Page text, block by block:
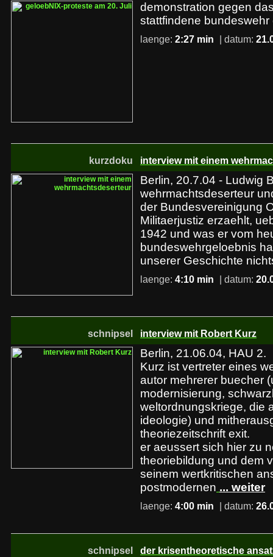
demonstration gegen
stattfindene
laenge: 2:27 min | datum:
kurzdoku interview mit einem
Berlin, 20.7.04 - Ludwig
wehrmachtsdeserteur
der Bundesvereinigung
Militaerjustiz erzaehlt,
1942 und was er vom
bundeswehrgeloebnis
unserer Geschichte
laenge: 4:10 min | datum:
schnipsel interview mit Robert Kurz
Berlin, 21.06.04, HAU 2.
Kurz ist vertreter eines
autor mehrerer buecher
modernisierung,
weltordnungskriege, die
ideologie) und
theoriezeitschrift exit.
er aeussert sich hier zu
theoriebildung und dem
seinem wertkritischen
postmodernen ... weiter
laenge: 4:00 min | datum:
schnipsel der krisentheoretische